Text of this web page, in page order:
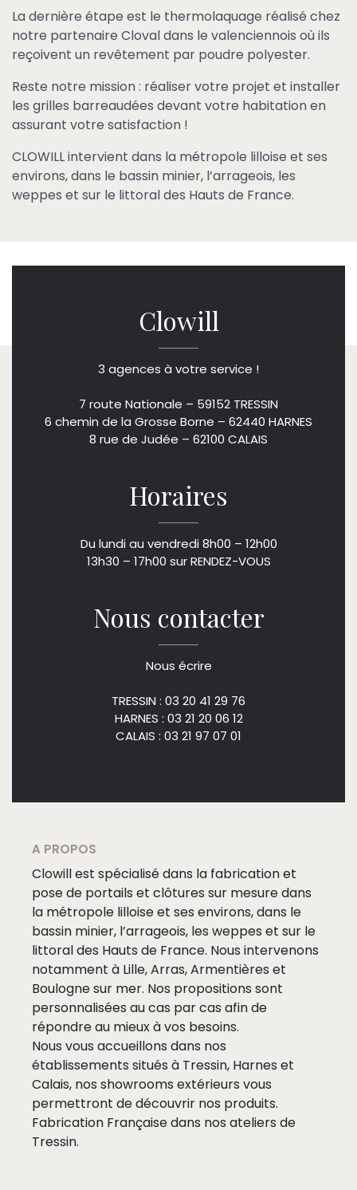
La dernière étape est le thermolaquage réalisé chez
notre partenaire Cloval dans le valenciennois où ils
reçoivent un revêtement par poudre polyester.
Reste notre mission : réaliser votre projet et installer
les grilles barreaudées devant votre habitation en
assurant votre satisfaction !
CLOWILL intervient dans la métropole lilloise et ses
environs, dans le bassin minier, l’arrageois, les
weppes et sur le littoral des Hauts de France.
Clowill
3 agences à votre service !
7 route Nationale – 59152 TRESSIN
6 chemin de la Grosse Borne – 62440 HARNES
8 rue de Judée – 62100 CALAIS
Horaires
Du lundi au vendredi 8h00 – 12h00
13h30 – 17h00 sur RENDEZ-VOUS
Nous contacter
Nous écrire
TRESSIN : 03 20 41 29 76
HARNES : 03 21 20 06 12
CALAIS : 03 21 97 07 01
A PROPOS
Clowill est spécialisé dans la fabrication et
pose de portails et clôtures sur mesure dans
la métropole lilloise et ses environs, dans le
bassin minier, l’arrageois, les weppes et sur le
littoral des Hauts de France. Nous intervenons
notamment à Lille, Arras, Armentières et
Boulogne sur mer. Nos propositions sont
personnalisées au cas par cas afin de
répondre au mieux à vos besoins.
Nous vous accueillons dans nos
établissements situés à Tressin, Harnes et
Calais, nos showrooms extérieurs vous
permettront de découvrir nos produits.
Fabrication Française dans nos ateliers de
Tressin.